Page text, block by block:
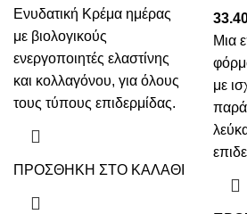
Ενυδατική Κρέμα ημέρας
με βιολογικούς
ενεργοποιητές ελαστίνης
και κολλαγόνου, για όλους
τους τύπους επιδερμίδας.
ΠΡΟΣΘΗΚΗ ΣΤΟ ΚΑΛΑΘΙ
Μια
με